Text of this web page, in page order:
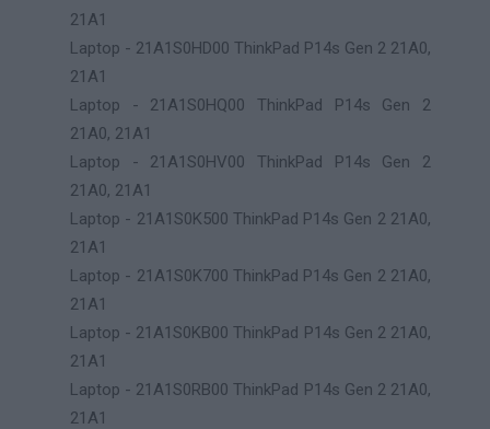
21A1
Laptop - 21A1S0HD00 ThinkPad P14s Gen 2 21A0,
21A1
Laptop - 21A1S0HQ00 ThinkPad P14s Gen 2
21A0, 21A1
Laptop - 21A1S0HV00 ThinkPad P14s Gen 2
21A0, 21A1
Laptop - 21A1S0K500 ThinkPad P14s Gen 2 21A0,
21A1
Laptop - 21A1S0K700 ThinkPad P14s Gen 2 21A0,
21A1
Laptop - 21A1S0KB00 ThinkPad P14s Gen 2 21A0,
21A1
Laptop - 21A1S0RB00 ThinkPad P14s Gen 2 21A0,
21A1